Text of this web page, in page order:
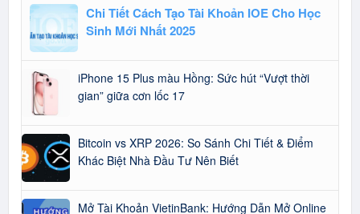
Chi Tiết Cách Tạo Tài Khoản IOE Cho Học
Sinh Mới Nhất 2025
iPhone 15 Plus màu Hồng: Sức hút “Vượt thời
gian” giữa cơn lốc 17
Bitcoin vs XRP 2026: So Sánh Chi Tiết & Điểm
Khác Biệt Nhà Đầu Tư Nên Biết
Mở Tài Khoản VietinBank: Hướng Dẫn Mở Online